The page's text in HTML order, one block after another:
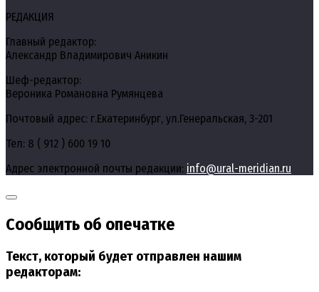
РЕДАКЦИЯ
Главный редактор:
Александр Владимирович Аникин
Шеф-редактор:
Вероника Романовна Румянцева
Почтовый адрес: г.Екатеринбург, ул.Генеральская, 3-201
Тел: 8 ( 912 ) 600 19 10
Адрес электронной почты редакции: info@ural-meridian.ru
Сообщить об опечатке
Текст, который будет отправлен нашим
редакторам: